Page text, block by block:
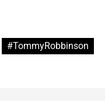
#TommyRobbinson